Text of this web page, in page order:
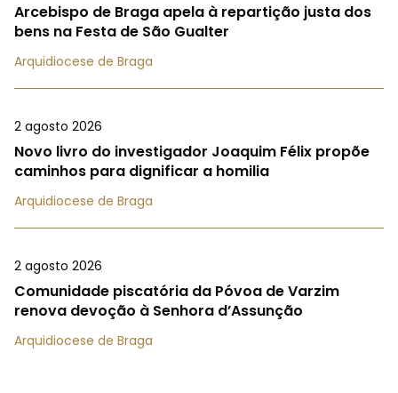
Arcebispo de Braga apela à repartição justa dos
bens na Festa de São Gualter
Arquidiocese de Braga
2 agosto 2026
Novo livro do investigador Joaquim Félix propõe
caminhos para dignificar a homilia
Arquidiocese de Braga
2 agosto 2026
Comunidade piscatória da Póvoa de Varzim
renova devoção à Senhora d’Assunção
Arquidiocese de Braga